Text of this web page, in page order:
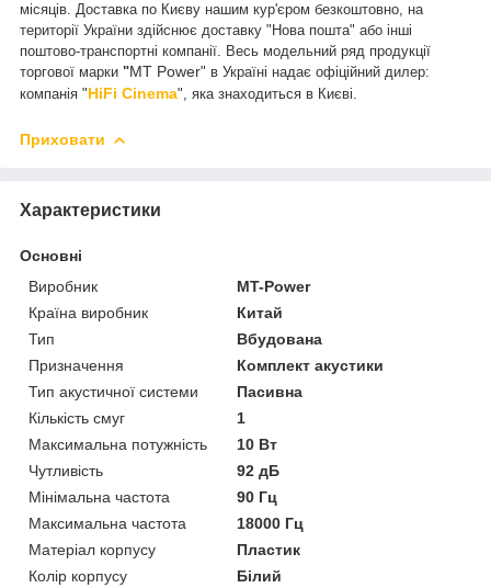
місяців. Доставка по Києву нашим кур'єром безкоштовно, на
території України здійснює доставку "Нова пошта" або інші
поштово-транспортні компанії. Весь модельний ряд продукції
торгової марки "MT Power" в Україні надає офіційний дилер:
компанія "HiFi Cinema", яка знаходиться в Києві.
Приховати
Характеристики
Основні
Виробник
MT-Power
Країна виробник
Китай
Тип
Вбудована
Призначення
Комплект акустики
Тип акустичної системи
Пасивна
Кількість смуг
1
Максимальна потужність
10 Вт
Чутливість
92 дБ
Мінімальна частота
90 Гц
Максимальна частота
18000 Гц
Матеріал корпусу
Пластик
Колір корпусу
Білий